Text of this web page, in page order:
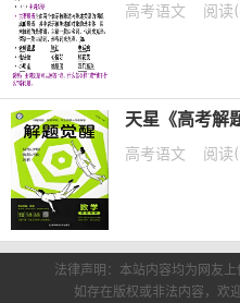
高考语文 阅读
高考语文 阅读
法律声明：本站内容均为网友上
如存在版权或非法内容，欢